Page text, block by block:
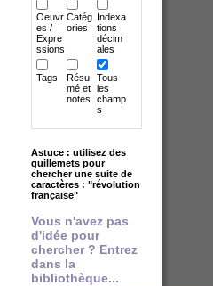
Oeuvr
es /
Expre
ssions
Catég
ories
Indexa
tions
décim
ales
Tags
Résu
mé et
notes
Tous
les
champ
s
Astuce : utilisez des
guillemets pour
chercher une suite de
caractères : "révolution
française"
Vous n'avez pas
d'idée pour
chercher ? Entrez
dans la
bibliothèque...